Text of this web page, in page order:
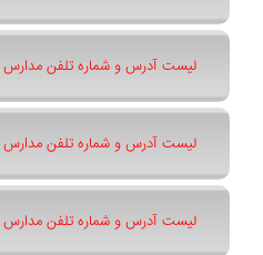
لیست آدرس و شماره تلفن مدارس
لیست آدرس و شماره تلفن مدارس
لیست آدرس و شماره تلفن مدارس